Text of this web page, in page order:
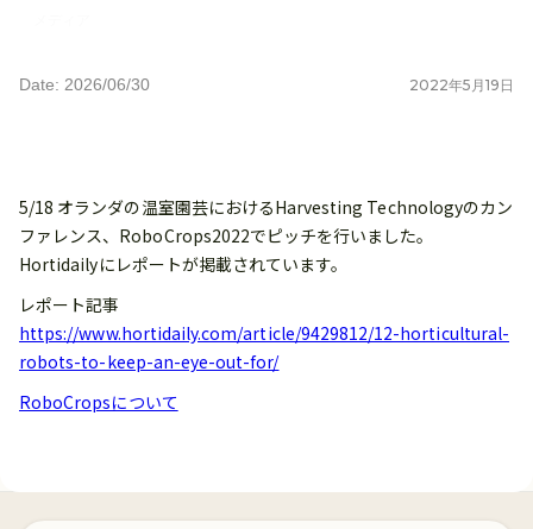
Date: 2026/06/30 2022年5 月19 日
5/18 オランダの温室園芸におけるHarvesting Technologyのカン
ファレンス、RoboCrops2022でピッチを行いました。
Hortidailyにレポートが掲載されています。
レポート記事
https://www.hortidaily.com/article/9429812/12-horticultural-
robots-to-keep-an-eye-out-for/
RoboCropsについて